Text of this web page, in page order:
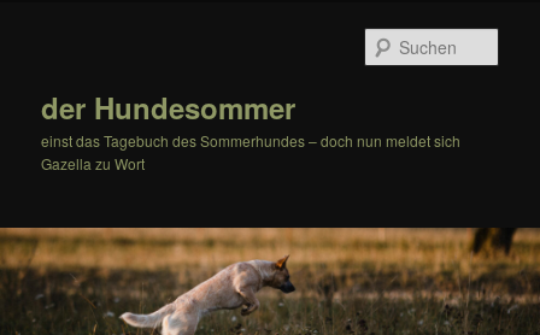
der Hundesommer
einst das Tagebuch des Sommerhundes – doch nun meldet sich
Gazella zu Wort